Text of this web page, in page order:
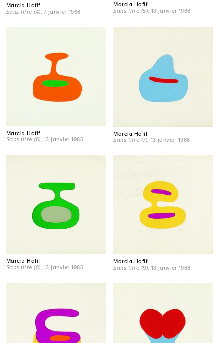
Marcia Hafif
Sans titre (4) , 7 janvier 1966
Marcia Hafif
Sans titre (5) , 13 janvier 1966
Marcia Hafif
Sans titre (6) , 13 janvier 1966
Marcia Hafif
Sans titre (7) , 13 janvier 1966
Marcia Hafif
Sans titre (8) , 13 janvier 1966
Marcia Hafif
Sans titre (9) , 13 janvier 1966